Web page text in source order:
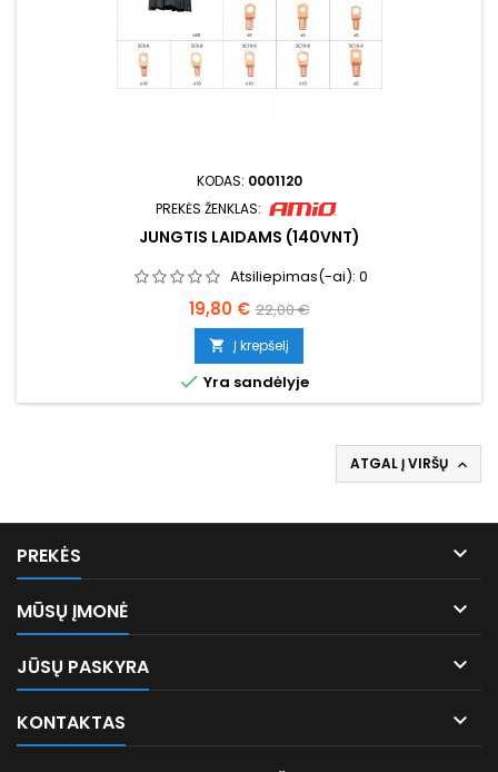
KODAS: 0001120
PREKĖS ŽENKLAS:
JUNGTIS LAIDAMS (140VNT)
Atsiliepimas(-ai): 0
Kaina
19,80 € Bazinė
kaina
22,00 €
 Į krepšelį
 Yra sandėlyje
ATGAL Į VIRŠŲ 
PREKĖS 
MŪSŲ ĮMONĖ 
JŪSŲ PASKYRA 
KONTAKTAS 